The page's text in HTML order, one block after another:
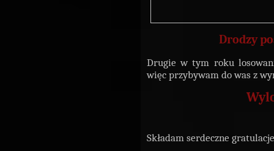
Drodzy
Drugie w tym roku
więc przybywam do was z
Składam serdeczne